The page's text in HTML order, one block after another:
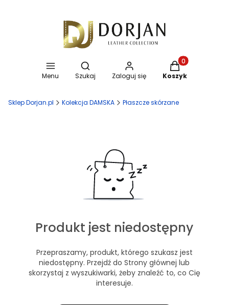
Menu
Otwórz wyszukiwarkę
Szukaj Zaloguj się
Produkty w
Koszyk
Sklep Dorjan.pl Kolekcja DAMSKA Płaszcze skórzane
Produkt jest niedostępny
Przepraszamy, produkt, którego szukasz jest
niedostępny. Przejdź do Strony głównej lub
skorzystaj z wyszukiwarki, żeby znaleźć to, co Cię
interesuje.